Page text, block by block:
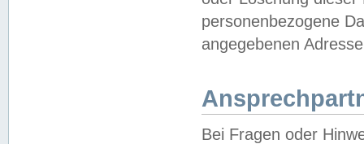
personenbezogene
angegebenen
Bei Fragen oder